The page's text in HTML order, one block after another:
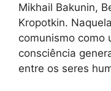
Mikhail Bakunin,
Kropotkin.
comunismo como
consciência
entre os seres